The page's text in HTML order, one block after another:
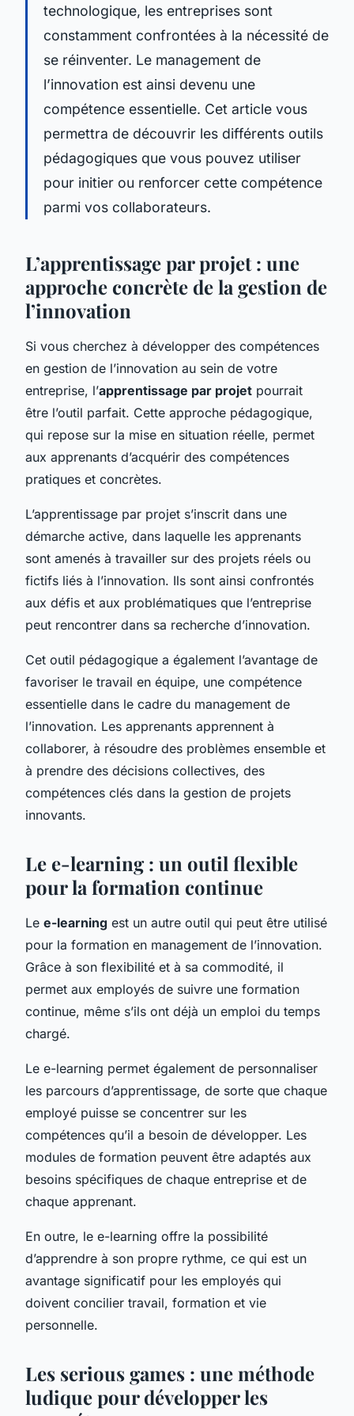
technologique, les entreprises sont
constamment confrontées à la nécessité de
se réinventer. Le management de
l’innovation est ainsi devenu une
compétence essentielle. Cet article vous
permettra de découvrir les différents outils
pédagogiques que vous pouvez utiliser
pour initier ou renforcer cette compétence
parmi vos collaborateurs.
L’apprentissage par projet : une
approche concrète de la gestion de
l’innovation
Si vous cherchez à développer des compétences
en gestion de l’innovation au sein de votre
entreprise, l’apprentissage par projet pourrait
être l’outil parfait. Cette approche pédagogique,
qui repose sur la mise en situation réelle, permet
aux apprenants d’acquérir des compétences
pratiques et concrètes.
L’apprentissage par projet s’inscrit dans une
démarche active, dans laquelle les apprenants
sont amenés à travailler sur des projets réels ou
fictifs liés à l’innovation. Ils sont ainsi confrontés
aux défis et aux problématiques que l’entreprise
peut rencontrer dans sa recherche d’innovation.
Cet outil pédagogique a également l’avantage de
favoriser le travail en équipe, une compétence
essentielle dans le cadre du management de
l’innovation. Les apprenants apprennent à
collaborer, à résoudre des problèmes ensemble et
à prendre des décisions collectives, des
compétences clés dans la gestion de projets
innovants.
Le e-learning : un outil flexible
pour la formation continue
Le e-learning est un autre outil qui peut être utilisé
pour la formation en management de l’innovation.
Grâce à son flexibilité et à sa commodité, il
permet aux employés de suivre une formation
continue, même s’ils ont déjà un emploi du temps
chargé.
Le e-learning permet également de personnaliser
les parcours d’apprentissage, de sorte que chaque
employé puisse se concentrer sur les
compétences qu’il a besoin de développer. Les
modules de formation peuvent être adaptés aux
besoins spécifiques de chaque entreprise et de
chaque apprenant.
En outre, le e-learning offre la possibilité
d’apprendre à son propre rythme, ce qui est un
avantage significatif pour les employés qui
doivent concilier travail, formation et vie
personnelle.
Les serious games : une méthode
ludique pour développer les